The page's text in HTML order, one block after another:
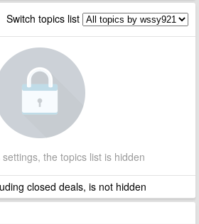
Switch topics list
the topics list is hidden
closed deals, is not hidden